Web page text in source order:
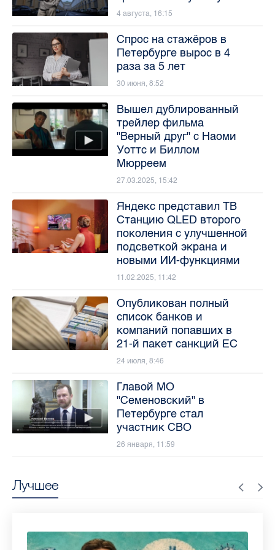
Лучшее
4 августа, 16:15
Спрос на стажёров в
Петербурге вырос в 4
раза за 5 лет
30 июня, 8:52
Вышел дублированный
трейлер фильма
"Верный друг" с Наоми
Уоттс и Биллом
Мюрреем
27.03.2025, 15:42
Яндекс представил ТВ
Станцию QLED второго
поколения с улучшенной
подсветкой экрана и
новыми ИИ-функциями
11.02.2025, 11:42
Опубликован полный
список банков и
компаний попавших в
21-й пакет санкций ЕС
24 июля, 8:46
Главой МО
"Семеновский" в
Петербурге стал
участник СВО
26 января, 11:59